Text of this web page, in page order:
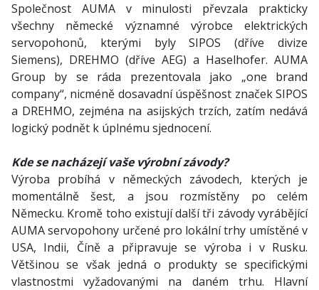
Společnost AUMA v minulosti převzala prakticky
všechny německé významné výrobce elektrických
servopohonů, kterými byly SIPOS (dříve divize
Siemens), DREHMO (dříve AEG) a Haselhofer. AUMA
Group by se ráda prezentovala jako „one brand
company“, nicméně dosavadní úspěšnost značek SIPOS
a DREHMO, zejména na asijských trzích, zatím nedává
logický podnět k úplnému sjednocení.
Kde se nacházejí vaše výrobní závody?
Výroba probíhá v německých závodech, kterých je
momentálně šest, a jsou rozmístěny po celém
Německu. Kromě toho existují další tři závody vyrábějící
AUMA servopohony určené pro lokální trhy umístěné v
USA, Indii, Číně a připravuje se výroba i v Rusku.
Většinou se však jedná o produkty se specifickými
vlastnostmi vyžadovanými na daném trhu. Hlavní